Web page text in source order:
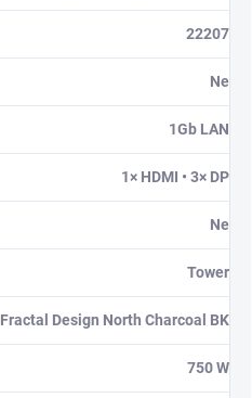
22207
Ne
1Gb LAN
1× HDMI • 3× DP
Ne
Tower
Fractal Design North Charcoal BK
750 W